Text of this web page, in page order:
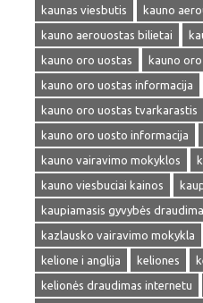
kaunas viesbutis
kauno
kauno aerouostas bilietai
kauno oro uostas
kauno
kauno oro uostas informacija
kauno oro uostas tvarkarastis
kauno oro uosto informacija
kauno vairavimo mokyklos
kauno viesbuciai kainos
kaupiamasis gyvybės
kazlausko vairavimo mokykla
kelione i anglija
keliones
kelionės draudimas internetu